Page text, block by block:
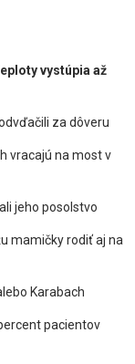
vystúpia až
za dôveru
vracajú na most v
jeho posolstvo
mamičky rodiť aj na
Karabach
pacientov